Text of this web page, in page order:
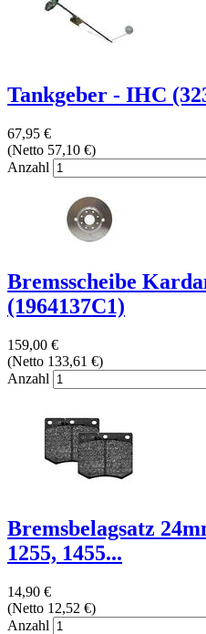
Tankgeber - IHC
67,95 €
(Netto 57,10 €)
Anzahl
Bremsscheibe
(1964137C1)
159,00 €
(Netto 133,61 €)
Anzahl
Bremsbelagsatz
1255, 1455...
14,90 €
(Netto 12,52 €)
Anzahl